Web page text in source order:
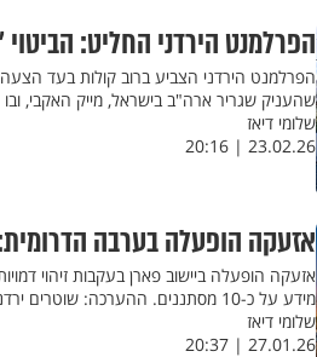
הפרלמנט הירדני החליט:
הפרלמנט הירדני הצביע ברוב קולות בעד
שהעניק שגריר ארה"ב בישראל, מייק האקבי,
שלומי דיאז
23.02.26 | 20:16
אזעקה הופעלה בערבה
אזעקה הופעלה ביישוב פארן בעקבות זיהוי
מידע על כ-10 מסתננים. ההערכה: שוטרים ירדנים רדפו אל תוך שטח הארץ אחר מבריחים ואחר כך שבו לירדן
שלומי דיאז
27.01.26 | 20:37